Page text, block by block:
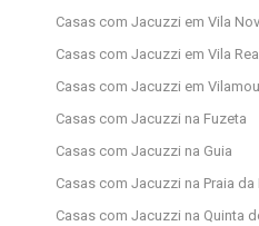
Casas com Jacuzzi em Vila
Casas com Jacuzzi em Vila
Casas com Jacuzzi em
Casas com Jacuzzi na Fuzeta
Casas com Jacuzzi na Guia
Casas com Jacuzzi na Praia da
Casas com Jacuzzi na Quinta